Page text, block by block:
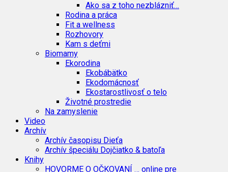
Ako sa z toho nezblázniť…
Rodina a práca
Fit a wellness
Rozhovory
Kam s deťmi
Biomamy
Ekorodina
Ekobábätko
Ekodomácnosť
Ekostarostlivosť o telo
Životné prostredie
Na zamyslenie
Video
Archív
Archív časopisu Dieťa
Archív špeciálu Dojčiatko & batoľa
Knihy
HOVORME O OČKOVANÍ … online pre